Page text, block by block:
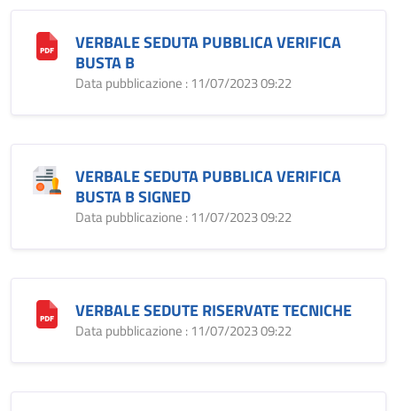
VERBALE SEDUTA PUBBLICA VERIFICA
BUSTA B
Data pubblicazione : 11/07/2023 09:22
VERBALE SEDUTA PUBBLICA VERIFICA
BUSTA B SIGNED
Data pubblicazione : 11/07/2023 09:22
VERBALE SEDUTE RISERVATE TECNICHE
Data pubblicazione : 11/07/2023 09:22